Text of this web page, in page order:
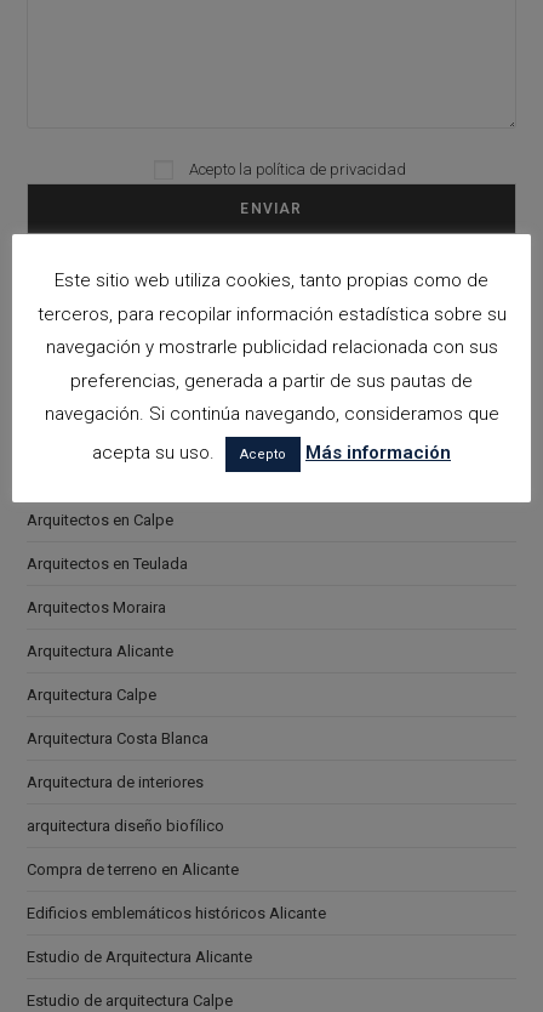
Acepto la política de privacidad
Categorías
arquitectora espacios biofilicos
Arquitectos en Alicante
Arquitectos en Calpe
Arquitectos en Teulada
Arquitectos Moraira
Arquitectura Alicante
Arquitectura Calpe
Arquitectura Costa Blanca
Arquitectura de interiores
arquitectura diseño biofílico
Compra de terreno en Alicante
Edificios emblemáticos históricos Alicante
Estudio de Arquitectura Alicante
Estudio de arquitectura Calpe
Este sitio web utiliza cookies, tanto propias como de
terceros, para recopilar información estadística sobre su
navegación y mostrarle publicidad relacionada con sus
preferencias, generada a partir de sus pautas de
navegación. Si continúa navegando, consideramos que
acepta su uso.
Acepto Más información